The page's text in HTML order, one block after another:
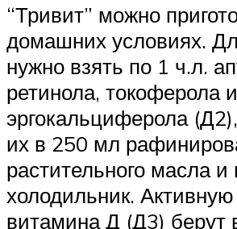
“Тривит” можно
домашних условиях.
нужно взять по 1 ч.л.
ретинола, токоферола и
эргокальциферола
их в 250 мл
растительного масла и
холодильник.
витамина Д (Д3) берут